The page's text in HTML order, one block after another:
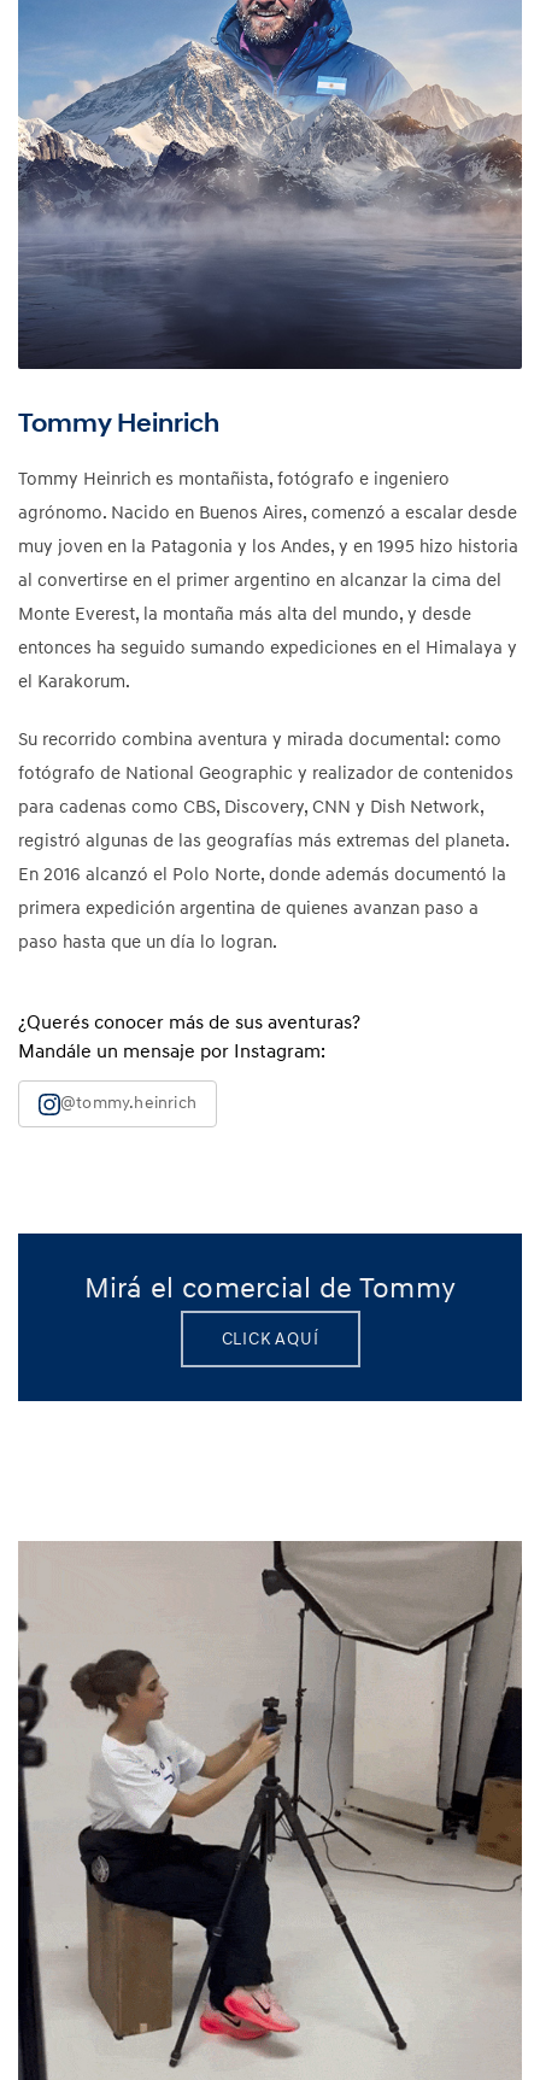
Tommy Heinrich
Tommy Heinrich es montañista, fotógrafo e ingeniero
agrónomo. Nacido en Buenos Aires, comenzó a escalar desde
muy joven en la Patagonia y los Andes, y en 1995 hizo historia
al convertirse en el primer argentino en alcanzar la cima del
Monte Everest, la montaña más alta del mundo, y desde
entonces ha seguido sumando expediciones en el Himalaya y
el Karakorum.
Su recorrido combina aventura y mirada documental: como
fotógrafo de National Geographic y realizador de contenidos
para cadenas como CBS, Discovery, CNN y Dish Network,
registró algunas de las geografías más extremas del planeta.
En 2016 alcanzó el Polo Norte, donde además documentó la
primera expedición argentina de quienes avanzan paso a
paso hasta que un día lo logran.
¿Querés conocer más de sus aventuras?
Mandále un mensaje por Instagram:
@tommy.heinrich
Mirá el comercial de Tommy
CLICK AQUÍ